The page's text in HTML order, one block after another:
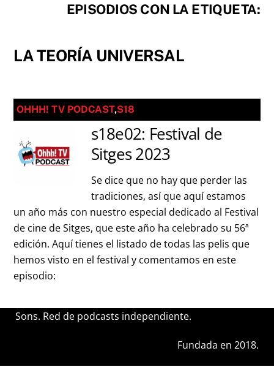
EPISODIOS CON LA ETIQUETA:
LA TEORÍA UNIVERSAL
OHHH! TV PODCAST,S18
s18e02: Festival de
Sitges 2023
Se dice que no hay que perder las
tradiciones, así que aquí estamos
un año más con nuestro especial dedicado al Festival
de cine de Sitges, que este año ha celebrado su 56ª
edición. Aquí tienes el listado de todas las pelis que
hemos visto en el festival y comentamos en este
episodio:
Sons. Red de podcasts independiente.
Fundada en 2018.